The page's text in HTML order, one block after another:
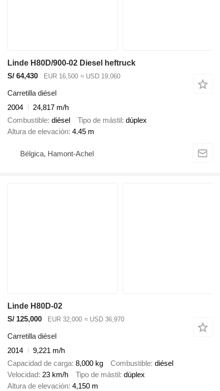
Linde H80D/900-02 Diesel heftruck
S/ 64,430
EUR 16,500 ≈ USD 19,060
Carretilla diésel
2004
24,817 m/h
Combustible diésel Tipo de mástil dúplex
Altura de elevación 4.45 m
Bélgica, Hamont-Achel
Linde H80D-02
S/ 125,000
EUR 32,000 ≈ USD 36,970
Carretilla diésel
2014
9,221 m/h
Capacidad de carga 8,000 kg Combustible diésel
Velocidad 23 km/h Tipo de mástil dúplex
Altura de elevación 4,150 m